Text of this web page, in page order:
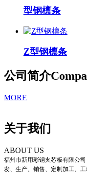
型钢檩条
Z型钢檩条
公司简介
MORE
关于我们
ABOUT US
福州市新用彩钢夹芯板有限公司
发、生产、销售、定制加工、